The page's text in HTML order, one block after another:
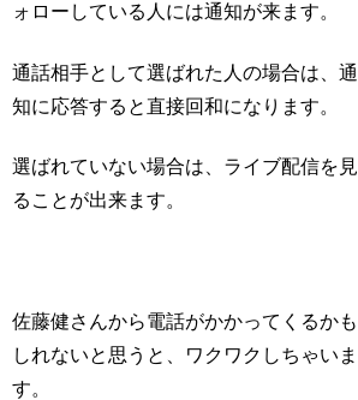
ォローしている人には通知が来ます。
通話相手として選ばれた人の場合は、通
知に応答すると直接回和になります。
選ばれていない場合は、ライブ配信を見
ることが出来ます。
佐藤健さんから電話がかかってくるかも
しれないと思うと、
ワクワクしちゃいま
す。